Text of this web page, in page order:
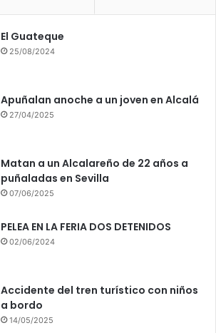
El Guateque
25/08/2024
Apuñalan anoche a un joven en Alcalá
27/04/2025
Matan a un Alcalareño de 22 años a
puñaladas en Sevilla
07/06/2025
PELEA EN LA FERIA DOS DETENIDOS
02/06/2024
Accidente del tren turístico con niños
a bordo
14/05/2025